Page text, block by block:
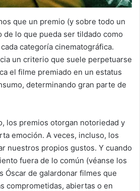
que un premio (y sobre todo un
de lo que pueda ser tildado como
categoría cinematográfica.
un criterio que suele perpetuarse
el filme premiado en un estatus
determinando gran parte de
los premios otorgan notoriedad y
emoción. A veces, incluso, los
nuestros propios gustos. Y cuando
fuera de lo común (véanse los
Óscar de galardonar filmes que
comprometidas, abiertas o en